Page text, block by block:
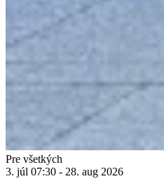
Pre všetkých
3. júl 07:30 - 28. aug 2026